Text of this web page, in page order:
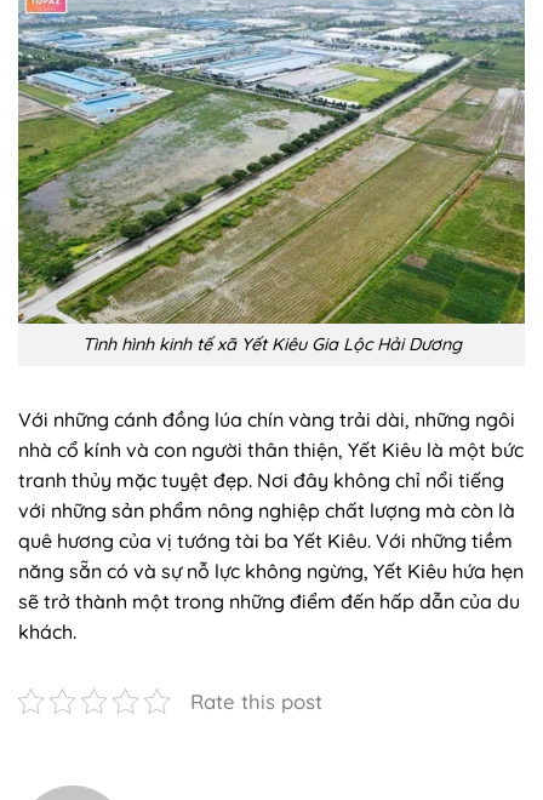
Tình hình kinh tế xã Yết Kiêu Gia Lộc Hải Dương
Với những cánh đồng lúa chín vàng trải dài, những ngôi
nhà cổ kính và con người thân thiện, Yết Kiêu là một bức
tranh thủy mặc tuyệt đẹp. Nơi đây không chỉ nổi tiếng
với những sản phẩm nông nghiệp chất lượng mà còn là
quê hương của vị tướng tài ba Yết Kiêu. Với những tiềm
năng sẵn có và sự nỗ lực không ngừng, Yết Kiêu hứa hẹn
sẽ trở thành một trong những điểm đến hấp dẫn của du
khách.
Rate this post